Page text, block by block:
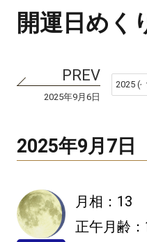
開運日めく
2025年9月6日
2025年9月7日
月相：13
正午月齢：